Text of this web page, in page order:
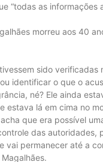
“todas as
morreu aos 40
sido
identificar o que o
né? Ele ainda
estava lá em cima no
que era possível
das
vai permanecer até a